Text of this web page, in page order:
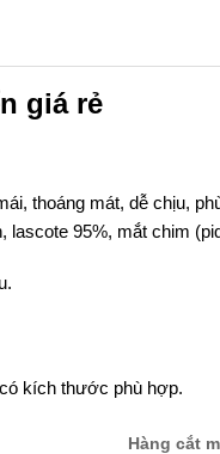
giá rẻ
thoáng mát, dễ chịu,
lascote 95%, mắt chim
kích thước phù hợp.
Hàng cắt